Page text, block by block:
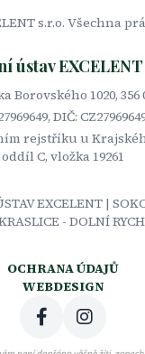
s.r.o. Všechna
ústav
Borovského 1020, 356
DIČ:
rejstříku u
oddíl C, vložka 19261
EXCELENT |
- DOLNÍ
OCHRANA ÚDAJŮ
WEBDESIGN